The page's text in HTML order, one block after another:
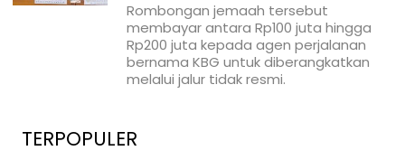
Rombongan jemaah tersebut
membayar antara Rp100 juta hingga
Rp200 juta kepada agen perjalanan
bernama KBG untuk diberangkatkan
melalui jalur tidak resmi.
TERPOPULER